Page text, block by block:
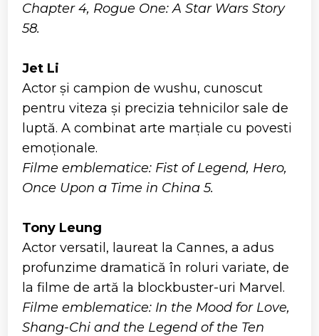
Chapter 4, Rogue One: A Star Wars Story
58.
Jet Li
Actor și campion de wushu, cunoscut
pentru viteza și precizia tehnicilor sale de
luptă. A combinat arte marțiale cu povesti
emoționale.
Filme emblematice: Fist of Legend, Hero,
Once Upon a Time in China 5.
Tony Leung
Actor versatil, laureat la Cannes, a adus
profunzime dramatică în roluri variate, de
la filme de artă la blockbuster-uri Marvel.
Filme emblematice: In the Mood for Love,
Shang-Chi and the Legend of the Ten